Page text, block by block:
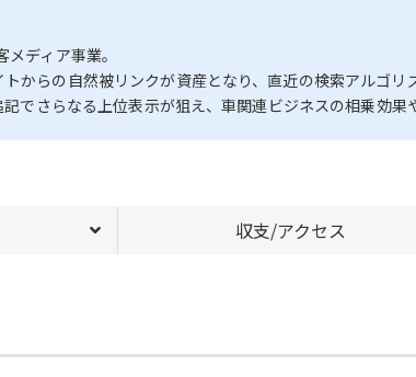
ディア事業。
からの自然被リンクが資産となり、直近の検索アルゴリ
でさらなる上位表示が狙え、車関連ビジネスの相乗効果
収支/アクセス